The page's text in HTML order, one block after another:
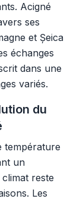
Acigné
ses
et Șeica
échanges
dans une
variés.
du
température
un
reste
Les